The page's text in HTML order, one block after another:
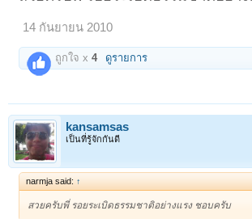
14 กันยายน 2010
ถูกใจ x4 ดูรายการ
kansamsas
เป็นที่รู้จักกันดี
narmja said: ↑
สวยครับพี่ รอยระเบิดธรรมชาติอย่างแรง ชอบครับ